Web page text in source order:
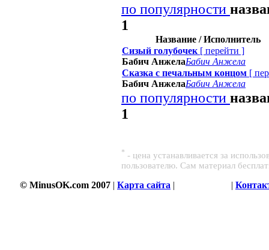
по популярности
1
Название / Исполнитель
Сизый голубочек [ перейти ]
Бабич АнжелаБабич Анжела
Сказка с печальным концом [
Бабич АнжелаБабич Анжела
по популярности
1
* - цена устанавливается за
пользователю. Сам материал
© MinusOK.com 2007 | Карта сайта | |